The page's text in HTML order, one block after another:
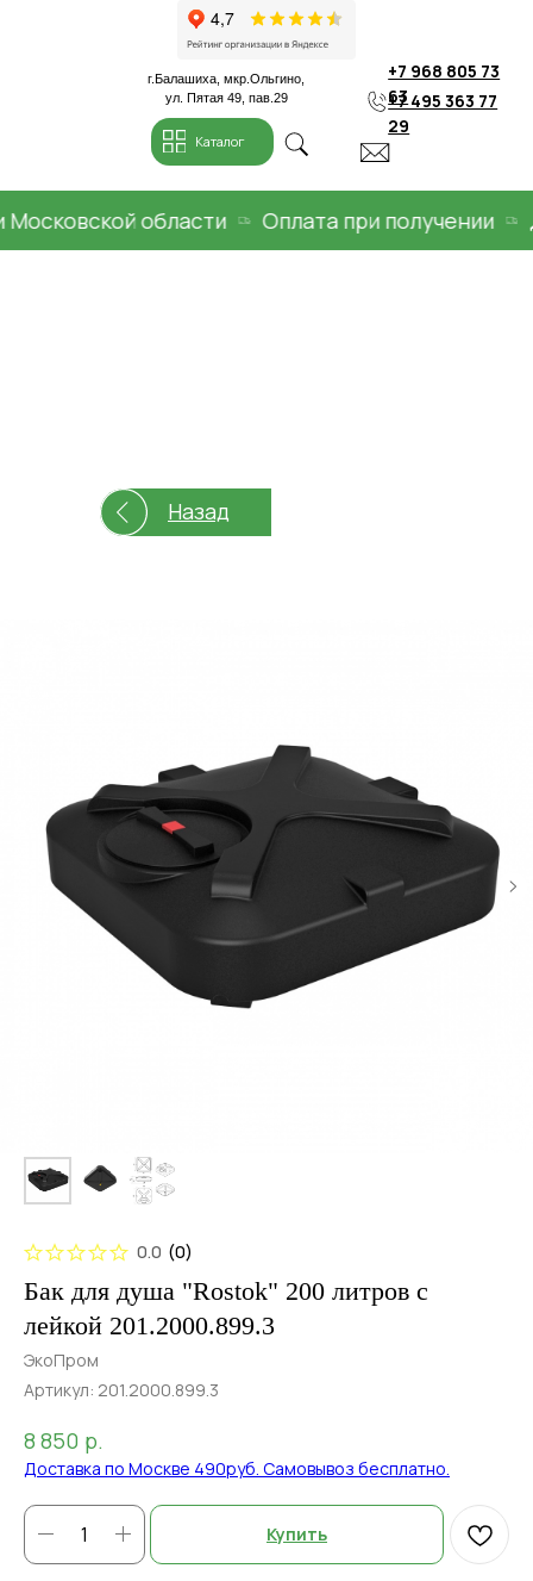
+7 968 805 73
29
Каталог
области Оплата при получении
Назад
0.0 (0)
Бак для душа "Rostok" 200 литров с
лейкой 201.2000.899.3
ЭкоПром
Артикул: 201.2000.899.3
8 850 р.
Доставка по Москве 490руб. Самовывоз бесплатно.
Купить